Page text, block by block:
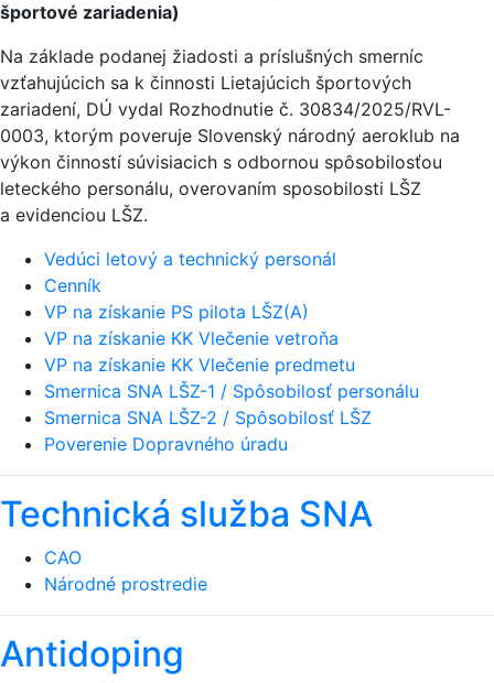
športové zariadenia)
Na základe podanej žiadosti a príslušných smerníc
vzťahujúcich sa k činnosti Lietajúcich športových
zariadení, DÚ vydal Rozhodnutie č. 30834/2025/RVL-
0003, ktorým poveruje Slovenský národný aeroklub na
výkon činností súvisiacich s odbornou spôsobilosťou
leteckého personálu, overovaním sposobilosti LŠZ
a evidenciou LŠZ.
Vedúci letový a technický personál
Cenník
VP na získanie PS pilota LŠZ(A)
VP na získanie KK Vlečenie vetroňa
VP na získanie KK Vlečenie predmetu
Smernica SNA LŠZ-1 / Spôsobilosť personálu
Smernica SNA LŠZ-2 / Spôsobilosť LŠZ
Poverenie Dopravného úradu
Technická služba SNA
CAO
Národné prostredie
Antidoping